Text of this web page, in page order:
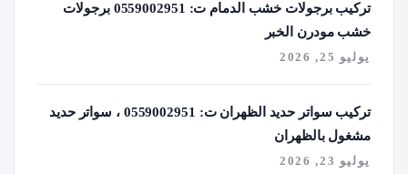
تركيب برجولات خشب الدمام ت: 0559002951 برجولات
خشب مودرن الخبر
يوليو 25, 2026
تركيب سواتر حديد الظهران ت: 0559002951 ، سواتر حديد
مشغول بالظهران
يوليو 23, 2026